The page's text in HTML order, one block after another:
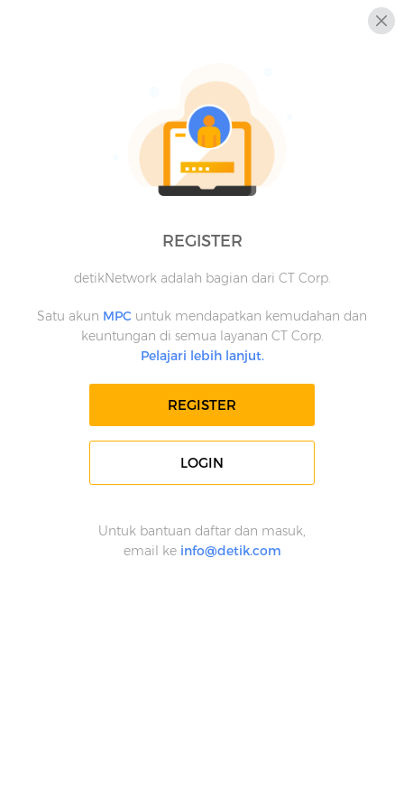
REGISTER
detikNetwork adalah bagian dari CT Corp.
Satu akun MPC untuk mendapatkan kemudahan dan
keuntungan di semua layanan CT Corp.
Pelajari lebih lanjut.
REGISTER
LOGIN
Untuk bantuan daftar dan masuk,
email ke info@detik.com